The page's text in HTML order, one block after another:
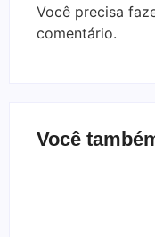
Você precisa
comentário.
Você